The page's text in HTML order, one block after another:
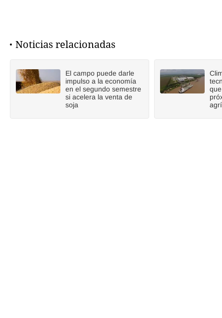
Noticias relacionadas
El campo puede darle
impulso a la economía
en el segundo semestre
si acelera la venta de
soja